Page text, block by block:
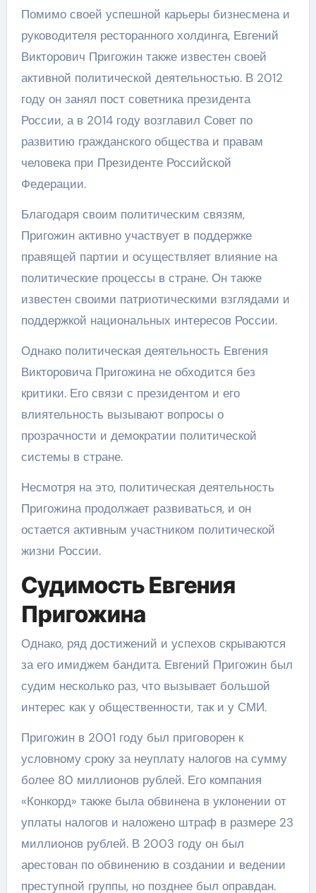
Помимо своей успешной карьеры бизнесмена и
руководителя ресторанного холдинга, Евгений
Викторович Пригожин также известен своей
активной политической деятельностью. В 2012
году он занял пост советника президента
России, а в 2014 году возглавил Совет по
развитию гражданского общества и правам
человека при Президенте Российской
Федерации.
Благодаря своим политическим связям,
Пригожин активно участвует в поддержке
правящей партии и осуществляет влияние на
политические процессы в стране. Он также
известен своими патриотическими взглядами и
поддержкой национальных интересов России.
Однако политическая деятельность Евгения
Викторовича Пригожина не обходится без
критики. Его связи с президентом и его
влиятельность вызывают вопросы о
прозрачности и демократии политической
системы в стране.
Несмотря на это, политическая деятельность
Пригожина продолжает развиваться, и он
остается активным участником политической
жизни России.
Судимость Евгения
Пригожина
Однако, ряд достижений и успехов скрываются
за его имиджем бандита. Евгений Пригожин был
судим несколько раз, что вызывает большой
интерес как у общественности, так и у СМИ.
Пригожин в 2001 году был приговорен к
условному сроку за неуплату налогов на сумму
более 80 миллионов рублей. Его компания
«Конкорд» также была обвинена в уклонении от
уплаты налогов и наложено штраф в размере 23
миллионов рублей. В 2003 году он был
арестован по обвинению в создании и ведении
преступной группы, но позднее был оправдан.